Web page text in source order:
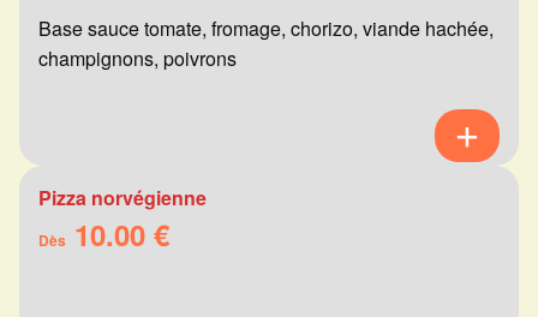
Base sauce tomate, fromage, chorizo, viande hachée,
champignons, poivrons
Pizza norvégienne
Dès 10.00 €